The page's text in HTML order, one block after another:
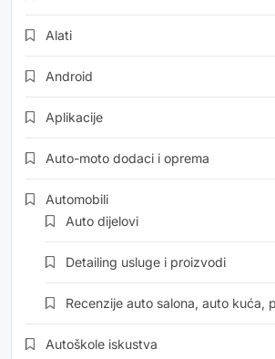
Alati
Android
Aplikacije
Auto-moto dodaci i oprema
Automobili
Auto dijelovi
Detailing usluge i proizvodi
Recenzije auto salona, auto kuća,
Autoškole iskustva